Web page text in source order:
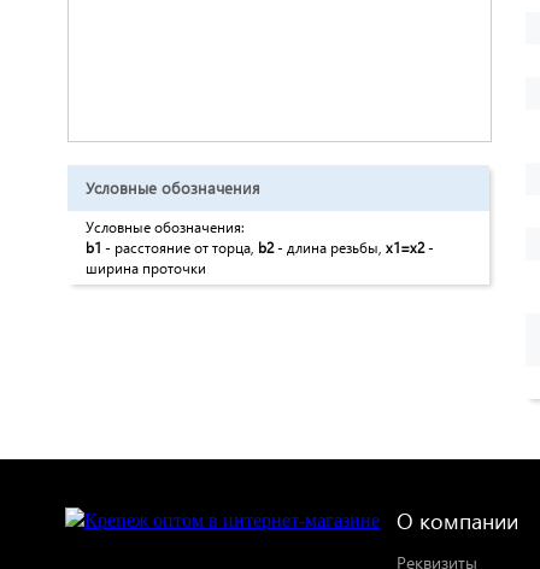
Условные обозначения
Условные обозначения:
b1 - расстояние от торца, b2- длина резьбы, x1=x2-
ширина проточки
О компании
Реквизиты